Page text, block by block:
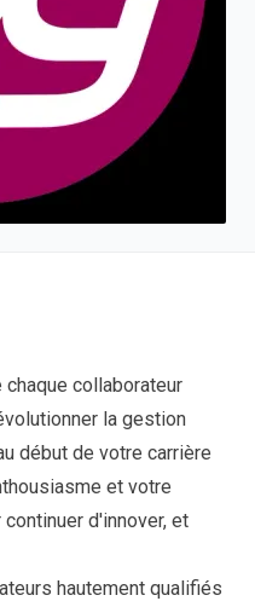
chaque collaborateur
la gestion
début de votre carrière
et votre
d'innover, et
hautement qualifiés